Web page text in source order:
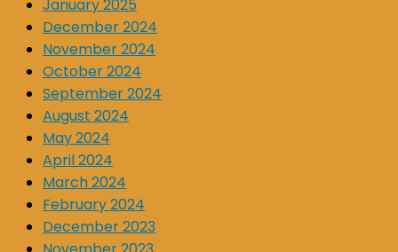
January 2025
December 2024
November 2024
October 2024
September 2024
August 2024
May 2024
April 2024
March 2024
February 2024
December 2023